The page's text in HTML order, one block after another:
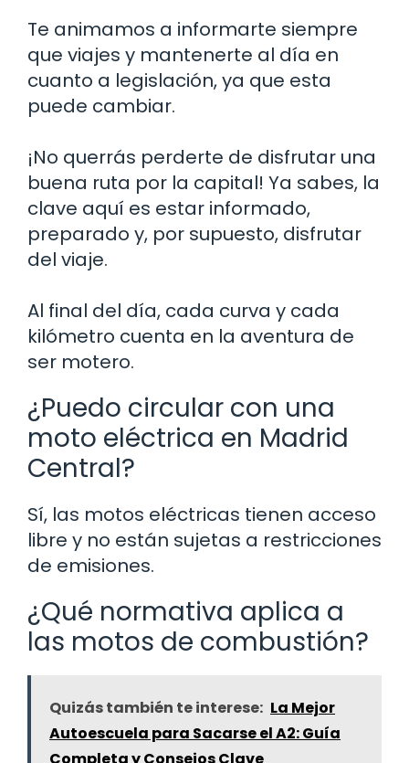
Te animamos a informarte siempre
que viajes y mantenerte al día en
cuanto a legislación, ya que esta
puede cambiar.
¡No querrás perderte de disfrutar una
buena ruta por la capital! Ya sabes, la
clave aquí es estar informado,
preparado y, por supuesto, disfrutar
del viaje.
Al final del día, cada curva y cada
kilómetro cuenta en la aventura de
ser motero.
¿Puedo circular con una
moto eléctrica en Madrid
Central?
Sí, las motos eléctricas tienen acceso
libre y no están sujetas a restricciones
de emisiones.
¿Qué normativa aplica a
las motos de combustión?
Quizás también te interese: La Mejor
Autoescuela para Sacarse el A2: Guía